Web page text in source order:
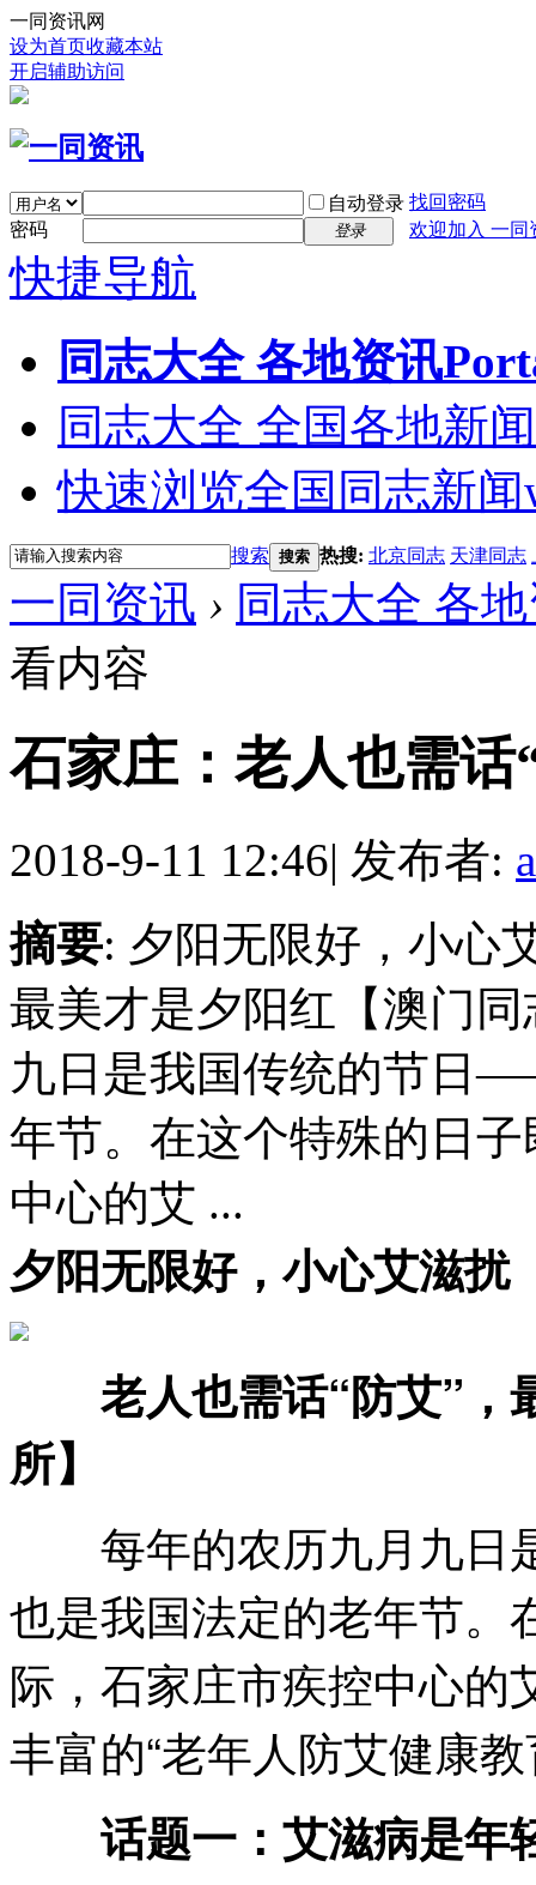
一同资讯网
设为首页收藏本站
开启辅助访问
自动登录 找回密码
密码
登录 欢迎加入 一同
快捷导航
同志大全 各地资讯
同志大全 全国各地新闻
快速浏览全国同志新闻
搜索 搜索 热搜: 北京同志 天津同志
一同资讯 › 同志大全 各
看内容
石家庄：老人也需话
2018-9-11 12:46| 发布者:
摘要: 夕阳无限好，小
最美才是夕阳红【澳门
九日是我国传统的节日
年节。在这个特殊的日
中心的艾 ...
夕阳无限好，小心艾滋扰
老人也需话“防艾”，
所】
每年的农历九月九日
也是我国法定的老年节。
际，石家庄市疾控中心的
丰富的“老年人防艾健康教
话题一：艾滋病是年